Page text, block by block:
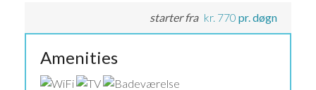
starter fra kr. 770 pr. døgn
Amenities